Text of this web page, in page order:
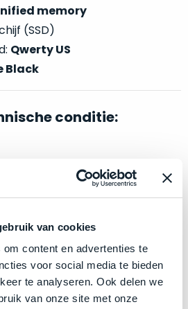
van cookies
content en advertenties te
voor social media te bieden
te analyseren. Ook delen we
van onze site met onze
memory
(SSD)
Qwerty US
Black
conditie:
doos éénmalig geopend.
ongebruikte MacBook.
model wordt uitgebracht, blijft
Wij nemen deze voorraad
één keer geopend om de
De doos is geopend,